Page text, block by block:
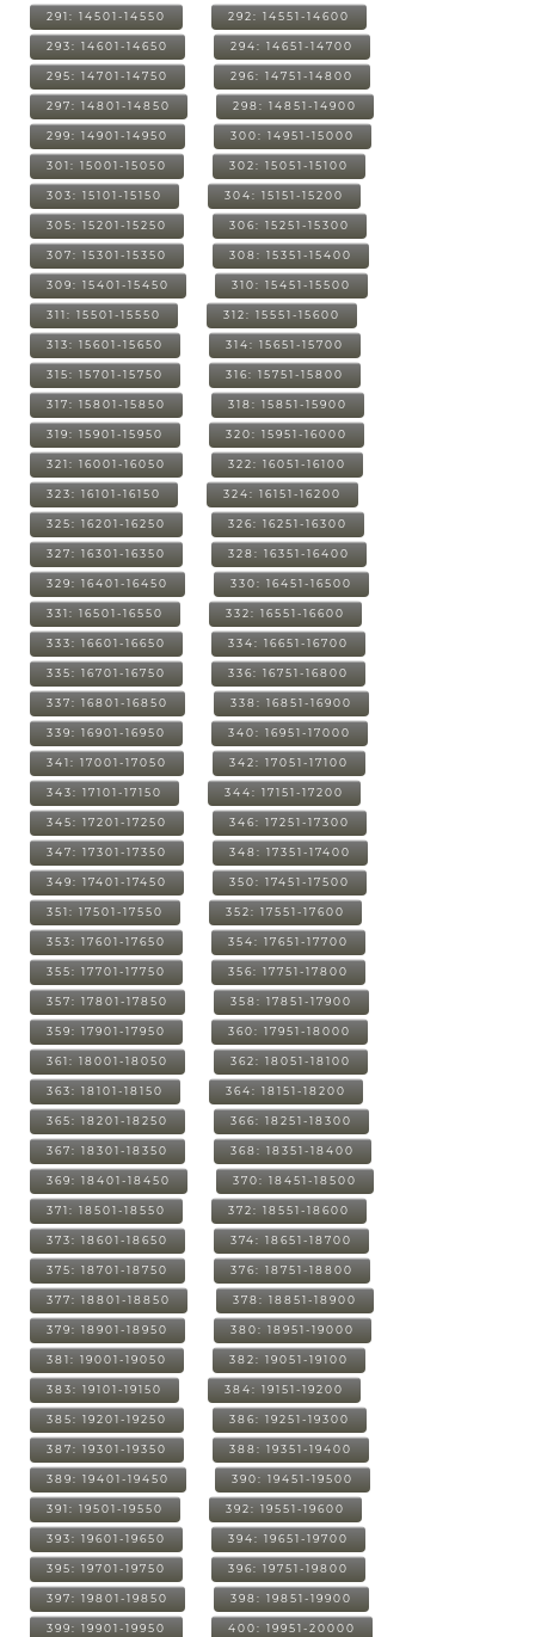
291: 14501-14550 292: 14551-14600
293: 14601-14650 294: 14651-14700
295: 14701-14750 296: 14751-14800
297: 14801-14850 298: 14851-14900
299: 14901-14950 300: 14951-15000
301: 15001-15050 302: 15051-15100
303: 15101-15150 304: 15151-15200
305: 15201-15250 306: 15251-15300
307: 15301-15350 308: 15351-15400
309: 15401-15450 310: 15451-15500
311: 15501-15550 312: 15551-15600
313: 15601-15650 314: 15651-15700
315: 15701-15750 316: 15751-15800
317: 15801-15850 318: 15851-15900
319: 15901-15950 320: 15951-16000
321: 16001-16050 322: 16051-16100
323: 16101-16150 324: 16151-16200
325: 16201-16250 326: 16251-16300
327: 16301-16350 328: 16351-16400
329: 16401-16450 330: 16451-16500
331: 16501-16550 332: 16551-16600
333: 16601-16650 334: 16651-16700
335: 16701-16750 336: 16751-16800
337: 16801-16850 338: 16851-16900
339: 16901-16950 340: 16951-17000
341: 17001-17050 342: 17051-17100
343: 17101-17150 344: 17151-17200
345: 17201-17250 346: 17251-17300
347: 17301-17350 348: 17351-17400
349: 17401-17450 350: 17451-17500
351: 17501-17550 352: 17551-17600
353: 17601-17650 354: 17651-17700
355: 17701-17750 356: 17751-17800
357: 17801-17850 358: 17851-17900
359: 17901-17950 360: 17951-18000
361: 18001-18050 362: 18051-18100
363: 18101-18150 364: 18151-18200
365: 18201-18250 366: 18251-18300
367: 18301-18350 368: 18351-18400
369: 18401-18450 370: 18451-18500
371: 18501-18550 372: 18551-18600
373: 18601-18650 374: 18651-18700
375: 18701-18750 376: 18751-18800
377: 18801-18850 378: 18851-18900
379: 18901-18950 380: 18951-19000
381: 19001-19050 382: 19051-19100
383: 19101-19150 384: 19151-19200
385: 19201-19250 386: 19251-19300
387: 19301-19350 388: 19351-19400
389: 19401-19450 390: 19451-19500
391: 19501-19550 392: 19551-19600
393: 19601-19650 394: 19651-19700
395: 19701-19750 396: 19751-19800
397: 19801-19850 398: 19851-19900
399: 19901-19950 400: 19951-20000